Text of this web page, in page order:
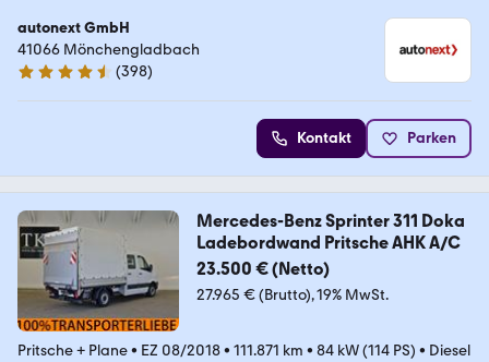
autonext GmbH
41066 Mönchengladbach
4.7 Sterne
(398)
Kontakt Parken
Mercedes-Benz Sprinter 311 Doka
Ladebordwand Pritsche AHK A/C
23.500 € (Netto)
27.965 € (Brutto) 19% MwSt.
Pritsche + Plane• EZ 08/2018• 111.871 km • 84 kW (114 PS) • Diesel